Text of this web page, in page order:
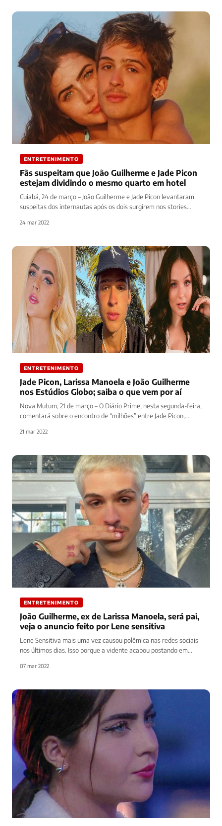
ENTRETENIMENTO
Fãs suspeitam que João Guilherme e Jade Picon
estejam dividindo o mesmo quarto em hotel
Cuiabá, 24 de março – João Guilherme e Jade Picon levantaram
suspeitas dos internautas após os dois surgirem nos stories…
24 mar 2022
ENTRETENIMENTO
Jade Picon, Larissa Manoela e João Guilherme
nos Estúdios Globo; saiba o que vem por aí
Nova Mutum, 21 de março – O Diário Prime, nesta segunda-feira,
comentará sobre o encontro de “milhões” entre Jade Picon,…
21 mar 2022
ENTRETENIMENTO
João Guilherme, ex de Larissa Manoela, será pai,
veja o anuncio feito por Lene sensitiva
Lene Sensitiva mais uma vez causou polêmica nas redes sociais
nos últimos dias. Isso porque a vidente acabou postando em…
07 mar 2022